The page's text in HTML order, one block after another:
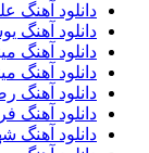
دانلود آهنگ
دانلود آهنگ
دانلود آهنگ
دانلود آهنگ
دانلود آهنگ
دانلود آهنگ
دانلود آهنگ